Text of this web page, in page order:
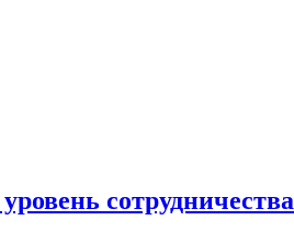
сотрудничества